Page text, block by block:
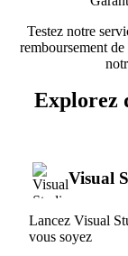
Testez notre
remboursement
Explorez
Visual
Lancez Visual
vous soyez